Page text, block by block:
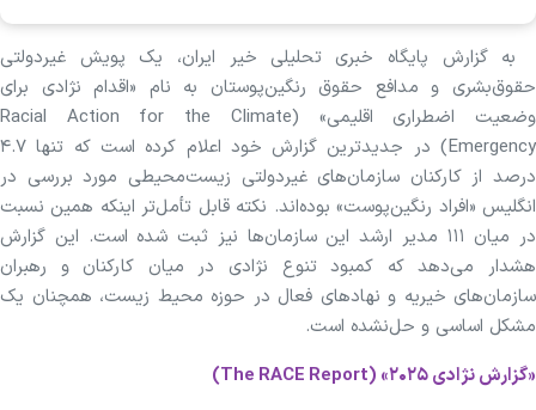
به گزارش پایگاه خبری تحلیلی خیر ایران، یک پویش غیردولتی
حقوق‌بشری و مدافع حقوق رنگین‌پوستان به نام «اقدام نژادی برای
وضعیت اضطراری اقلیمی» (Racial Action for the Climate
Emergency) در جدیدترین گزارش خود اعلام کرده است که تنها ۴.۷
درصد از کارکنان سازمان‌های غیردولتی زیست‌محیطی مورد بررسی در
انگلیس «افراد رنگین‌پوست» بوده‌اند. نکته قابل تأمل‌تر اینکه همین نسبت
در میان ۱۱۱ مدیر ارشد این سازمان‌ها نیز ثبت شده است. این گزارش
هشدار می‌دهد که کمبود تنوع نژادی در میان کارکنان و رهبران
سازمان‌های خیریه و نهادهای فعال در حوزه محیط زیست، همچنان یک
مشکل اساسی و حل‌نشده است.
«گزارش نژادی ۲۰۲۵» (The RACE Report)